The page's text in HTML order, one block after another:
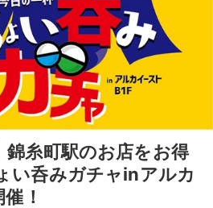
錦糸町駅のお店をお得
い呑みガチャinアルカ
！